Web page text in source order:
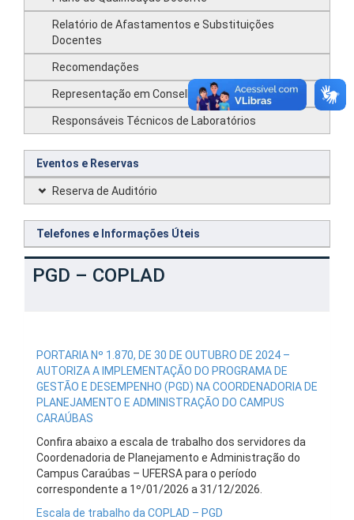
Relatório de Afastamentos e Substituições
Docentes
Recomendações
Representação em Conselhos Superiores
Responsáveis Técnicos de Laboratórios
Eventos e Reservas
Reserva de Auditório
Telefones e Informações Úteis
PGD – COPLAD
PORTARIA Nº 1.870, DE 30 DE OUTUBRO DE 2024 –
AUTORIZA A IMPLEMENTAÇÃO DO PROGRAMA DE
GESTÃO E DESEMPENHO (PGD) NA COORDENADORIA DE
PLANEJAMENTO E ADMINISTRAÇÃO DO CAMPUS
CARAÚBAS
Confira abaixo a escala de trabalho dos servidores da
Coordenadoria de Planejamento e Administração do
Campus Caraúbas – UFERSA para o período
correspondente a 1º/01/2026 a 31/12/2026.
Escala de trabalho da COPLAD – PGD